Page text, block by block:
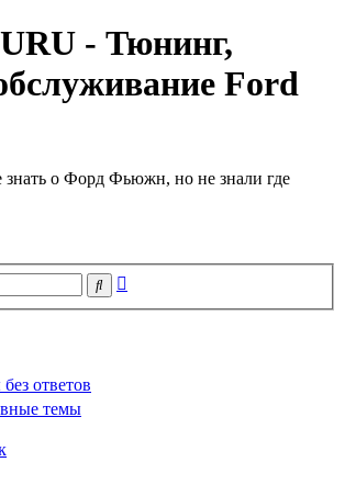
- Тюнинг,
Ford
знать о Форд Фьюжн, но не знали где
Поиск
ответов
темы